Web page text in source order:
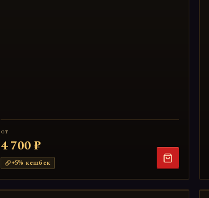
от
4 700 ₽
+5% кешбек